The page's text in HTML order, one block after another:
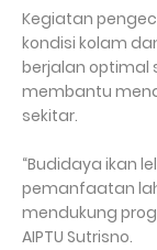
Kegiatan
kondisi kolam
berjalan optimal
membantu
sekitar.
“Budidaya ikan
pemanfaatan
mendukung
AIPTU Sutrisno.